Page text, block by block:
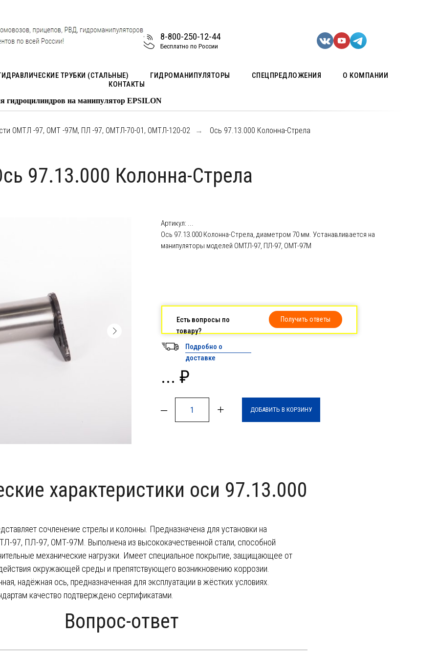
8-800-250-12-44
Бесплатно по России
ТРУБКИ (СТАЛЬНЫЕ) ГИДРОМАНИПУЛЯТОРЫ СПЕЦПРЕДЛОЖЕНИЯ
О КОМПАНИИ
КОНТАКТЫ
на манипулятор EPSILON
ОМТЛ -97, ОМТ -97М, ПЛ -97, ОМТЛ-70-01, ОМТЛ-120-02 → Ось 97.13.000 Колонна-Стрела
97.13.000 Колонна-Стрела
Артикул: ...
... ₽
– +
Есть вопросы по
товару?
Получить ответы
ДОБАВИТЬ В КОРЗИНУ
Подробно о
доставке
Ось 97.13.000 Колонна-Стрела, диаметром 70 мм. Устанавливается на
манипуляторы моделей ОМТЛ-97, ПЛ-97, ОМТ-97М
характеристики оси 97.13.000
сочленение стрелы и колонны. Предназначена для установки на
97, ПЛ-97, ОМТ-97М. Выполнена из высококачественной стали, способной
механические нагрузки. Имеет специальное покрытие, защищающее от
окружающей среды и препятствующего возникновению коррозии.
надёжная ось, предназначенная для эксплуатации в жёстких условиях.
качество подтверждено сертификатами.
Вопрос-ответ